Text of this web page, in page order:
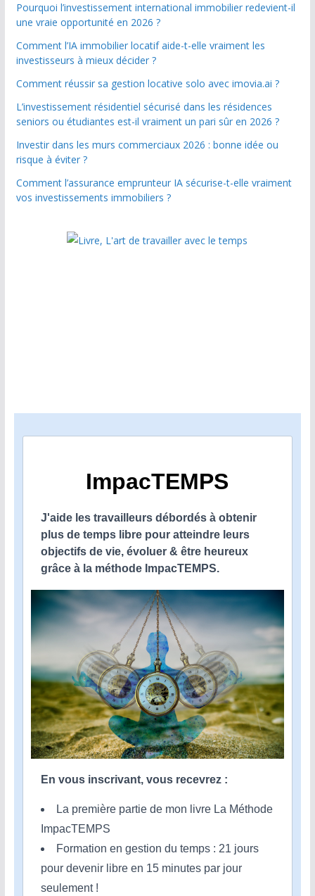
Pourquoi l’investissement international immobilier redevient-il
une vraie opportunité en 2026 ?
Comment l’IA immobilier locatif aide-t-elle vraiment les
investisseurs à mieux décider ?
Comment réussir sa gestion locative solo avec imovia.ai ?
L’investissement résidentiel sécurisé dans les résidences
seniors ou étudiantes est-il vraiment un pari sûr en 2026 ?
Investir dans les murs commerciaux 2026 : bonne idée ou
risque à éviter ?
Comment l’assurance emprunteur IA sécurise-t-elle vraiment
vos investissements immobiliers ?
ImpacTEMPS
J'aide les travailleurs débordés à obtenir
plus de temps libre pour atteindre leurs
objectifs de vie, évoluer & être heureux
grâce à la méthode ImpacTEMPS.
En vous inscrivant, vous recevrez :
La première partie de mon livre La Méthode
ImpacTEMPS
Formation en gestion du temps : 21 jours
pour devenir libre en 15 minutes par jour
seulement !